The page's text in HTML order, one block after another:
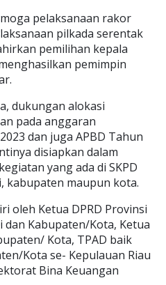
pelaksanaan rakor
pilkada serentak
pemilihan kepala
pemimpin
dukungan alokasi
pada anggaran
dan juga APBD Tahun
disiapkan dalam
yang ada di SKPD
kabupaten maupun kota.
oleh Ketua DPRD Provinsi
dan Kabupaten/Kota, Ketua
Kota, TPAD baik
Kota se- Kepulauan Riau
Bina Keuangan